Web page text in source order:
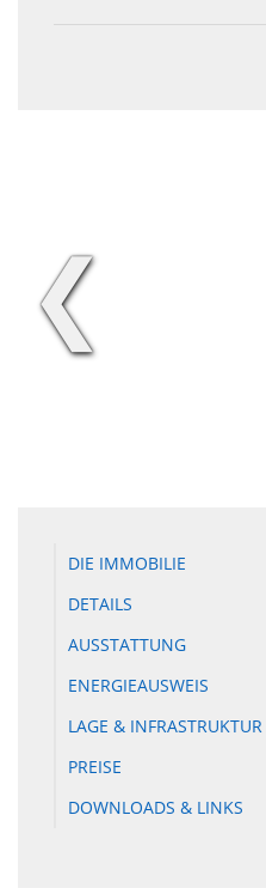
❮
DIE IMMOBILIE
DETAILS
AUSSTATTUNG
ENERGIEAUSWEIS
LAGE & INFRASTRUKTUR
PREISE
DOWNLOADS & LINKS